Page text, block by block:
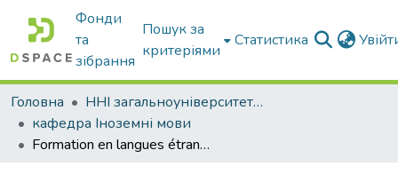
Фонди
та
зібрання
Пошук за
критеріями
Статистика
Головна
ННІ загальноуніверситетської підготовки
кафедра Іноземні мови
Formation en langues étrangères des spécialistes dans les universités techniques